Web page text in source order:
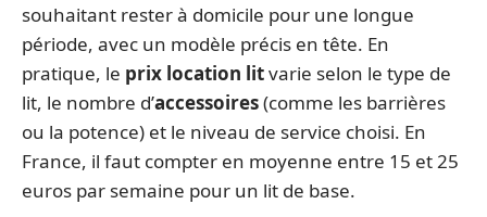
souhaitant rester à domicile pour une longue
période, avec un modèle précis en tête. En
pratique, le prix location litvarie selon le type de
lit, le nombre d’accessoires(comme les barrières
ou la potence) et le niveau de service choisi. En
France, il faut compter en moyenne entre 15 et 25
euros par semaine pour un lit de base.